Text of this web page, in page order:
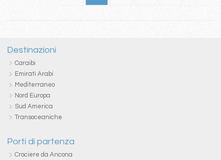
Destinazioni
Caraibi
Emirati Arabi
Mediterraneo
Nord Europa
Sud America
Transoceaniche
Porti di partenza
Crociere da Ancona